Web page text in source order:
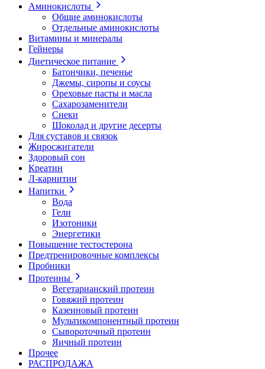
Аминокислоты
Общие аминокислоты
Отдельные аминокислоты
Витамины и минералы
Гейнеры
Диетическое питание
Батончики, печенье
Джемы, сиропы и соусы
Ореховые пасты и масла
Сахарозаменители
Снеки
Шоколад и другие десерты
Для суставов и связок
Жиросжигатели
Здоровый сон
Креатин
Л-карнитин
Напитки
Вода
Гели
Изотоники
Энергетики
Повышение тестостерона
Предтренировочные комплексы
Пробники
Протеины
Вегетарианский протеин
Говяжий протеин
Казеиновый протеин
Мультикомпонентный протеин
Сывороточный протеин
Яичный протеин
Прочее
РАСПРОДАЖА